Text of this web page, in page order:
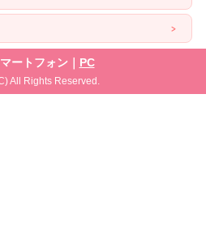
ートフォン｜ PC
All Rights Reserved.